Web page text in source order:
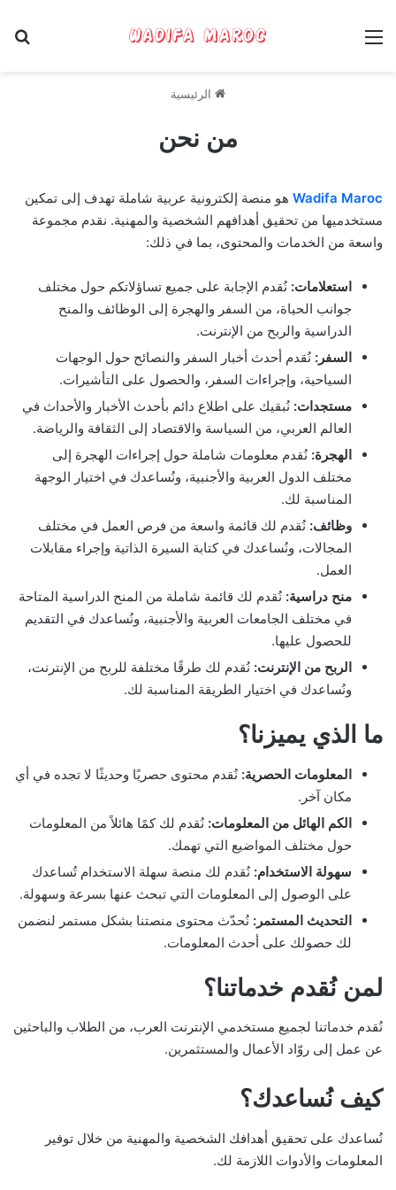
القائمة
الرئيسية
من نحن
Wadifa Maroc هو منصة إلكترونية عربية شاملة تهدف إلى تمكين
مستخدميها من تحقيق أهدافهم الشخصية والمهنية. نقدم مجموعة
واسعة من الخدمات والمحتوى، بما في ذلك:
استعلامات: نُقدم الإجابة على جميع تساؤلاتكم حول مختلف
جوانب الحياة، من السفر والهجرة إلى الوظائف والمنح
الدراسية والربح من الإنترنت.
السفر: نُقدم أحدث أخبار السفر والنصائح حول الوجهات
السياحية، وإجراءات السفر، والحصول على التأشيرات.
مستجدات: نُبقيك على اطلاع دائم بأحدث الأخبار والأحداث في
العالم العربي، من السياسة والاقتصاد إلى الثقافة والرياضة.
الهجرة: نُقدم معلومات شاملة حول إجراءات الهجرة إلى
مختلف الدول العربية والأجنبية، ونُساعدك في اختيار الوجهة
المناسبة لك.
وظائف: نُقدم لك قائمة واسعة من فرص العمل في مختلف
المجالات، ونُساعدك في كتابة السيرة الذاتية وإجراء مقابلات
العمل.
منح دراسية: نُقدم لك قائمة شاملة من المنح الدراسية المتاحة
في مختلف الجامعات العربية والأجنبية، ونُساعدك في التقديم
للحصول عليها.
الربح من الإنترنت: نُقدم لك طرقًا مختلفة للربح من الإنترنت،
ونُساعدك في اختيار الطريقة المناسبة لك.
ما الذي يميزنا؟
المعلومات الحصرية: نُقدم محتوى حصريًا وحديثًا لا تجده في أي
مكان آخر.
الكم الهائل من المعلومات: نُقدم لك كمًا هائلاً من المعلومات
حول مختلف المواضيع التي تهمك.
سهولة الاستخدام: نُقدم لك منصة سهلة الاستخدام تُساعدك
على الوصول إلى المعلومات التي تبحث عنها بسرعة وسهولة.
التحديث المستمر: نُحدّث محتوى منصتنا بشكل مستمر لنضمن
لك حصولك على أحدث المعلومات.
لمن نُقدم خدماتنا؟
نُقدم خدماتنا لجميع مستخدمي الإنترنت العرب، من الطلاب والباحثين
عن عمل إلى روّاد الأعمال والمستثمرين.
كيف نُساعدك؟
نُساعدك على تحقيق أهدافك الشخصية والمهنية من خلال توفير
المعلومات والأدوات اللازمة لك.